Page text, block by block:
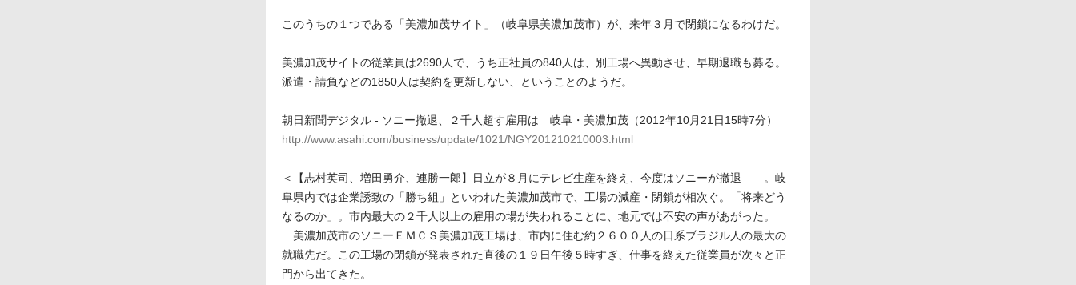
このうちの１つである「美濃加茂サイト」（岐阜県美濃加茂市）が、来年３月で閉鎖になるわけだ。
美濃加茂サイトの従業員は2690人で、うち正社員の840人は、別工場へ異動させ、早期退職も募る。
派遣・請負などの1850人は契約を更新しない、ということのようだ。
朝日新聞デジタル - ソニー撤退、２千人超す雇用は 岐阜・美濃加茂（2012年10月21日15時7分）
http://www.asahi.com/business/update/1021/NGY201210210003.html
＜【志村英司、増田勇介、連勝一郎】日立が８月にテレビ生産を終え、今度はソニーが撤退――。岐
阜県内では企業誘致の「勝ち組」といわれた美濃加茂市で、工場の減産・閉鎖が相次ぐ。「将来どう
なるのか」。市内最大の２千人以上の雇用の場が失われることに、地元では不安の声があがった。
美濃加茂市のソニーＥＭＣＳ美濃加茂工場は、市内に住む約２６００人の日系ブラジル人の最大の
就職先だ。この工場の閉鎖が発表された直後の１９日午後５時すぎ、仕事を終えた従業員が次々と正
門から出てきた。